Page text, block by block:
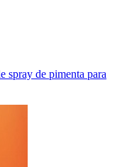
spray de pimenta para